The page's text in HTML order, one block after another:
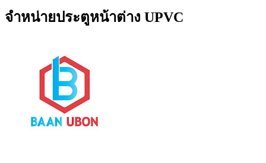
จำหน่ายประตูหน้าต่าง UPVC